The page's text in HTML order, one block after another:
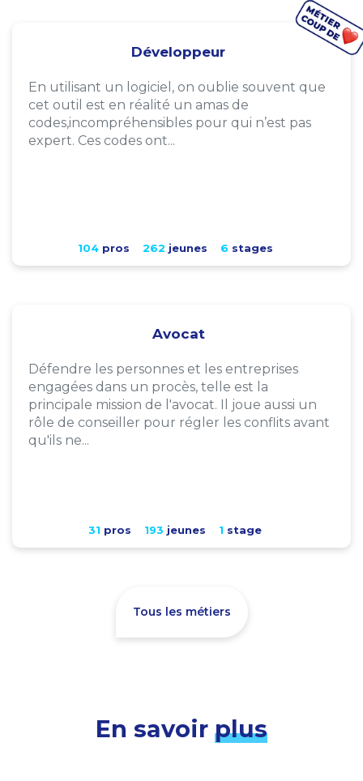
Développeur
En utilisant un logiciel, on oublie souvent que
cet outil est en réalité un amas de
codes,incompréhensibles pour qui n’est pas
expert. Ces codes ont...
104pros 262 jeunes 6 stages
Avocat
Défendre les personnes et les entreprises
engagées dans un procès, telle est la
principale mission de l'avocat. Il joue aussi un
rôle de conseiller pour régler les conflits avant
qu'ils ne...
31 pros 193 jeunes 1 stage
Tous les métiers
En savoir plus